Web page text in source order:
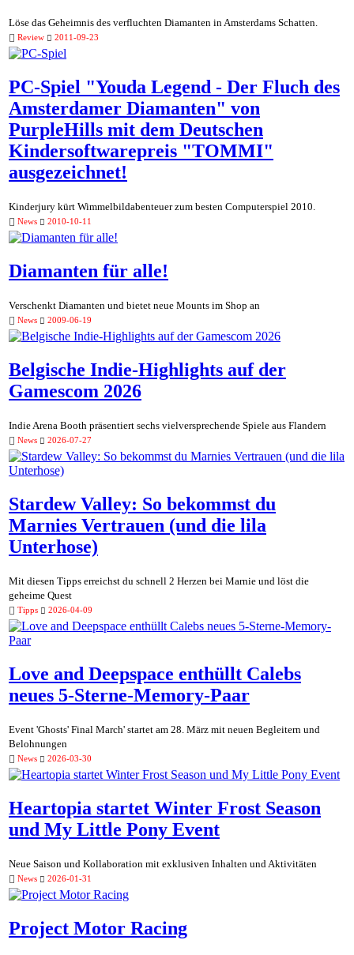
Löse das Geheimnis des verfluchten Diamanten in Amsterdams Schatten.
Review 2011-09-23
PC-Spiel "Youda Legend - Der Fluch des
Amsterdamer Diamanten" von
PurpleHills mit dem Deutschen
Kindersoftwarepreis "TOMMI"
ausgezeichnet!
Kinderjury kürt Wimmelbildabenteuer zum besten Computerspiel 2010.
News 2010-10-11
Diamanten für alle!
Verschenkt Diamanten und bietet neue Mounts im Shop an
News 2009-06-19
Belgische Indie-Highlights auf der
Gamescom 2026
Indie Arena Booth präsentiert sechs vielversprechende Spiele aus Flandern
News 2026-07-27
Stardew Valley: So bekommst du
Marnies Vertrauen (und die lila
Unterhose)
Mit diesen Tipps erreichst du schnell 2 Herzen bei Marnie und löst die
geheime Quest
Tipps 2026-04-09
Love and Deepspace enthüllt Calebs
neues 5-Sterne-Memory-Paar
Event 'Ghosts' Final March' startet am 28. März mit neuen Begleitern und
Belohnungen
News 2026-03-30
Heartopia startet Winter Frost Season
und My Little Pony Event
Neue Saison und Kollaboration mit exklusiven Inhalten und Aktivitäten
News 2026-01-31
Project Motor Racing